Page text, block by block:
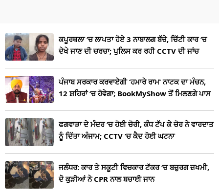
ਕਪੂਰਥਲਾ ‘ਚ ਲਾਪਤਾ ਹੋਏ 3 ਨਾਬਾਲਗ ਬੱਚੇ, ਚਿੱਟੀ ਕਾਰ ‘ਚ
ਦੇਖੇ ਜਾਣ ਦੀ ਚਰਚਾ; ਪੁਲਿਸ ਕਰ ਰਹੀ CCTV ਦੀ ਜਾਂਚ
ਪੰਜਾਬ ਸਰਕਾਰ ਕਰਵਾਏਗੀ ‘ਹਮਾਰੇ ਰਾਮ’ ਨਾਟਕ ਦਾ ਮੰਚਨ,
12 ਸ਼ਹਿਰਾਂ ‘ਚ ਹੋਵੇਗਾ; BookMyShow ਤੋਂ ਮਿਲਣਗੇ ਪਾਸ
ਫਗਵਾੜਾ ਦੇ ਮੰਦਰ ‘ਚ ਹੋਈ ਚੋਰੀ, ਕੰਧ ਟੱਪ ਕੇ ਚੋਰ ਨੇ ਵਾਰਦਾਤ
ਨੂੰ ਦਿੱਤਾ ਅੰਜਾਮ; CCTV ‘ਚ ਕੈਦ ਹੋਈ ਘਟਨਾ
ਜਲੰਧਰ: ਕਾਰ ਤੇ ਸਕੂਟੀ ਵਿਚਕਾਰ ਟੱਕਰ ‘ਚ ਬਜ਼ੁਰਗ ਜ਼ਖਮੀ,
ਦੋ ਕੁੜੀਆਂ ਨੇ CPR ਨਾਲ ਬਚਾਈ ਜਾਨ